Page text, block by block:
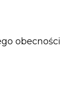
obecności